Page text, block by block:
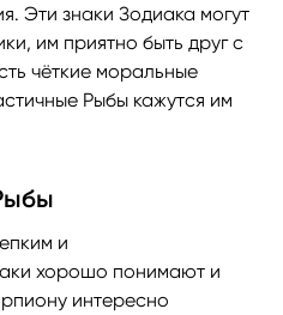
Эти знаки Зодиака могут
им приятно быть друг с
чёткие моральные
Рыбы кажутся им
и
хорошо понимают и
интересно